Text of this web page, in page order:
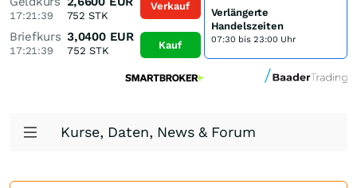
17:21:39 752 STK
Briefkurs
17:21:39
3,0400 EUR
752 STK
Verkauf
Kauf
Verlängerte
Handelszeiten
07:30 bis 23:00 Uhr
Kurse, Daten, News & Forum